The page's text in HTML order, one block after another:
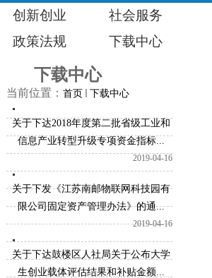
创新创业
社会服务
政策法规 下载中心
下载中心
当前位置： 首页 下载中心
关于下达2018年度第二批省级工业和
信息产业转型升级专项资金指标...
2019-04-16
关于下发《江苏南邮物联网科技园有
限公司固定资产管理办法》的通...
2019-04-16
关于下达鼓楼区人社局关于公布大学
生创业载体评估结果和补贴金额...